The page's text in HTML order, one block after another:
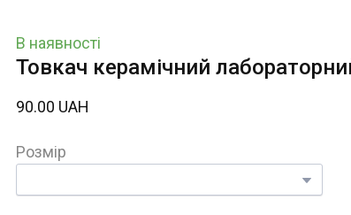
В наявності
Товкач керамічний
90.00 UAH
Розмір